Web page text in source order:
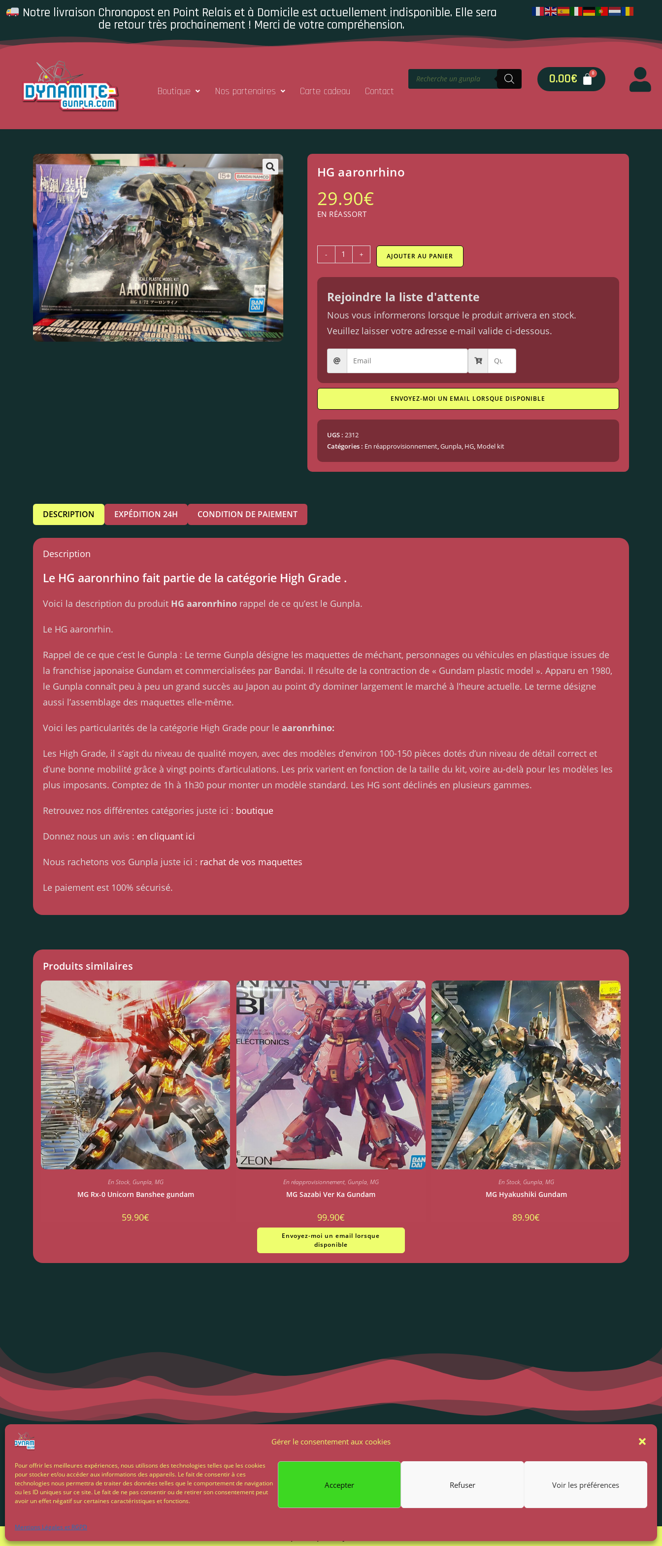
Gérer le consentement aux cookies
Pour offrir les meilleures expériences, nous utilisons des technologies telles que les cookies
pour stocker et/ou accéder aux informations des appareils. Le fait de consentir à ces
technologies nous permettra de traiter des données telles que le comportement de navigation
ou les ID uniques sur ce site. Le fait de ne pas consentir ou de retirer son consentement peut
avoir un effet négatif sur certaines caractéristiques et fonctions.
Accepter Refuser Voir les préférences
Mentions Légales et RGPD
Notre livraison Chronopost en Point Relais et à Domicile est actuellement indisponible. Elle sera
de retour très prochainement ! Merci de votre compréhension.
Boutique Nos partenaires Carte cadeau Contact
0.00€
HG aaronrhino
29.90€
EN RÉASSORT
- + AJOUTER AU PANIER
Rejoindre la liste d'attente
Nous vous informerons lorsque le produit arrivera en stock.
Veuillez laisser votre adresse e-mail valide ci-dessous.
ENVOYEZ-MOI UN EMAIL LORSQUE DISPONIBLE
UGS : 2312
Catégories : En réapprovisionnement, Gunpla, HG, Model kit
DESCRIPTION EXPÉDITION 24H CONDITION DE PAIEMENT
Description
Le HG aaronrhino fait partie de la catégorie High Grade .
Voici la description du produit HG aaronrhino rappel de ce qu’est le Gunpla.
Le HG aaronrhin.
Rappel de ce que c’est le Gunpla : Le terme Gunpla désigne les maquettes de méchant, personnages ou véhicules en plastique issues de
la franchise japonaise Gundam et commercialisées par Bandai. Il résulte de la contraction de « Gundam plastic model ». Apparu en 1980,
le Gunpla connaît peu à peu un grand succès au Japon au point d’y dominer largement le marché à l’heure actuelle. Le terme désigne
aussi l’assemblage des maquettes elle-même.
Voici les particularités de la catégorie High Grade pour leaaronrhino:
Les High Grade, il s’agit du niveau de qualité moyen, avec des modèles d’environ 100-150 pièces dotés d’un niveau de détail correct et
d’une bonne mobilité grâce à vingt points d’articulations. Les prix varient en fonction de la taille du kit, voire au-delà pour les modèles les
plus imposants. Comptez de 1h à 1h30 pour monter un modèle standard. Les HG sont déclinés en plusieurs gammes.
Retrouvez nos différentes catégories juste ici : boutique
Donnez nous un avis : en cliquant ici
Nous rachetons vos Gunpla juste ici : rachat de vos maquettes
Le paiement est 100% sécurisé.
Produits similaires
En Stock, Gunpla, MG
MG Rx-0 Unicorn Banshee gundam
59.90€
En réapprovisionnement, Gunpla, MG
MG Sazabi Ver Ka Gundam
99.90€
Envoyez-moi un email lorsque
disponible
En Stock, Gunpla, MG
MG Hyakushiki Gundam
89.90€
Conditions générales de vente
Paiement sécurisé
85 500 Les Herbiers